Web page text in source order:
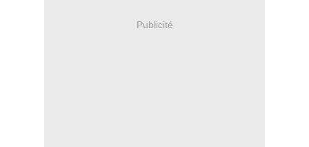
Publicité